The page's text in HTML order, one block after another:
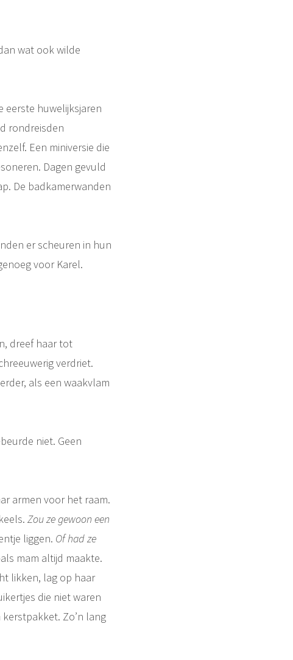
wat ook wilde
eerste huwelijksjaren
rondreisden
Een miniversie die
Dagen gevuld
De badkamerwanden
er scheuren in hun
voor Karel.
dreef haar tot
verdriet.
als een waakvlam
niet. Geen
armen voor het raam.
Zou ze gewoon een
liggen. Of had ze
mam altijd maakte.
likken, lag op haar
die niet waren
Zo’n lang